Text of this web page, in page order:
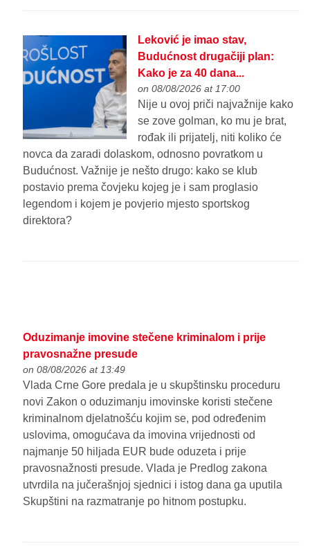
Leković je imao stav,
Budućnost drugačiji plan:
Kako je za 40 dana...
on 08/08/2026 at 17:00
Nije u ovoj priči najvažnije kako
se zove golman, ko mu je brat,
rođak ili prijatelj, niti koliko će
novca da zaradi dolaskom, odnosno povratkom u
Budućnost. Važnije je nešto drugo: kako se klub
postavio prema čovjeku kojeg je i sam proglasio
legendom i kojem je povjerio mjesto sportskog
direktora?
Oduzimanje imovine stečene kriminalom i prije
pravosnažne presude
on 08/08/2026 at 13:49
Vlada Crne Gore predala je u skupštinsku proceduru
novi Zakon o oduzimanju imovinske koristi stečene
kriminalnom djelatnošću kojim se, pod određenim
uslovima, omogućava da imovina vrijednosti od
najmanje 50 hiljada EUR bude oduzeta i prije
pravosnažnosti presude. Vlada je Predlog zakona
utvrdila na jučerašnjoj sjednici i istog dana ga uputila
Skupštini na razmatranje po hitnom postupku.